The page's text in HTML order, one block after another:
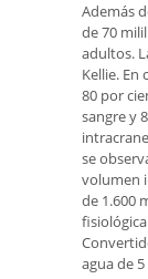
Además
de 70
adultos.
Kellie. En
80 por
sangre y
se
volumen
de 1.600
agua de